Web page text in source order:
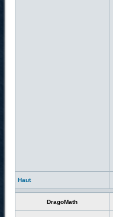
Haut
DragoMath